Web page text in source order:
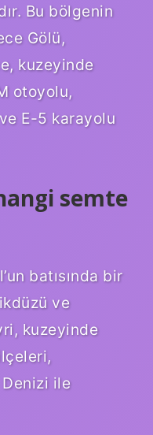
Bu bölgenin
Gölü,
kuzeyinde
otoyolu,
E-5 karayolu
semte
batısında bir
ve
kuzeyinde
ile